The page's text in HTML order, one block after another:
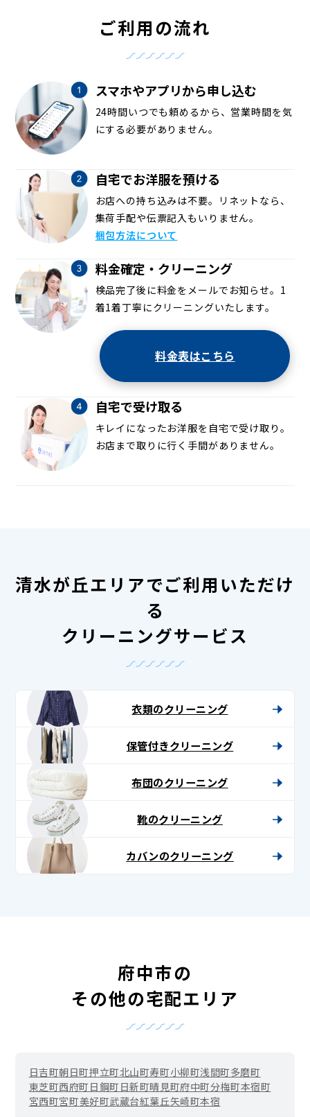
ご利用の流れ
スマホやアプリから申し込む
24時間いつでも頼めるから、営業時間を気
にする必要がありません。
自宅でお洋服を預ける
お店への持ち込みは不要。リネットなら、
集荷手配や伝票記入もいりません。
梱包方法について
料金確定・クリーニング
検品完了後に料金をメールでお知らせ。1
着1着丁寧にクリーニングいたします。
料金表はこちら
自宅で受け取る
キレイになったお洋服を自宅で受け取り。
お店まで取りに行く手間がありません。
清水が丘エリアでご利用いただけ
る
クリーニングサービス
衣類のクリーニング
保管付きクリーニング
布団のクリーニング
靴のクリーニング
カバンのクリーニング
府中市の
その他の宅配エリア
日吉町朝日町押立町北山町寿町小柳町浅間町多磨町
東芝町西府町 日鋼町 日新町晴見町府中町分梅町本宿町
宮西町宮町美好町武蔵台紅葉丘矢崎町本宿